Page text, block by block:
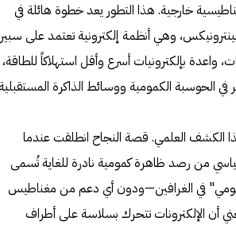
خارجية. هذا التطور يعد خطوة هائلة في
وهي أنظمة إلكترونية تعتمد على
واعدة بإلكترونيات أسرع وأقل استهلاكاً للطاقة،
الحوسبة الكمومية ووسائط الذاكرة
الكشف العلمي. قصة النجاح انطلقت عندما
غياسي من رصد ظاهرة كمومية نادرة للغاية تُسمى
في الغرافين—ودون أي دعم من مغناطيس
أن الإلكترونات تتحرك بسلاسة على أطراف